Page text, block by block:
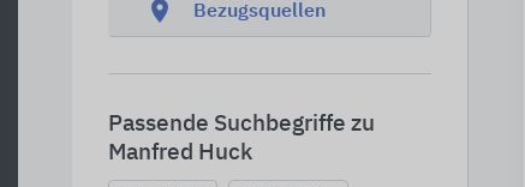
location_on Bezugsquellen
Passende Suchbegriffe zu
Manfred Huck